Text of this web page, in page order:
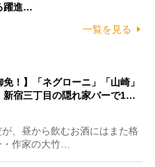
躍進…
一覧を見る
免！】「ネグローニ」「山崎」
新宿三丁目の隠れ家バーで1…
、昼から飲むお酒にはまた格
作家の大竹…